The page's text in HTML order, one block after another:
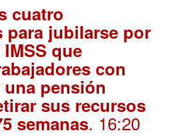
cuatro
para jubilarse por
que
con
pensión
sus recursos
semanas. 16:20